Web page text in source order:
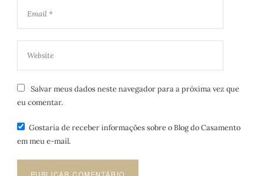
Salvar meus dados neste navegador para a próxima vez que
eu comentar.
Gostaria de receber informações sobre o Blog do Casamento
em meu e-mail.